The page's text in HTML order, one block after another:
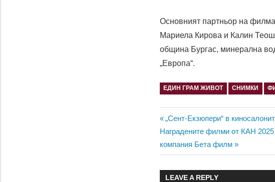
Основният партньор на
Мариела Кирова и Калин
община Бургас, минерална
„Европа“.
ЕДИН ГРАМ ЖИВОТ СНИМКИ
Навигация
Previous
Post:
„Сент-Екзюпери“ в
Next
Post:
Наградените филми от КАН 2025
компания Бета филм
LEAVE A REPLY